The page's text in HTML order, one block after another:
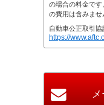
の場合の料金で
の費用は含みませ
自動車公正取引協
https://